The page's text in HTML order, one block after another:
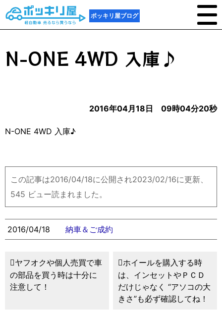
ポッキリ屋ブログ
N-ONE 4WD 入庫♪
2016年04月18日 09時04分20秒
N-ONE 4WD 入庫♪
この記事は2016/04/18に公開され2023/02/16に更新、
545 ビュー読まれました。
2016/04/18 納車＆ご成約
ヤフオクや個人売買で車
の部品を買う時は十分に
注意して！
ホイールを購入する時
は、インセットやＰＣＤ
だけじゃなく “アソコの大
きさ”も必ず確認してね！